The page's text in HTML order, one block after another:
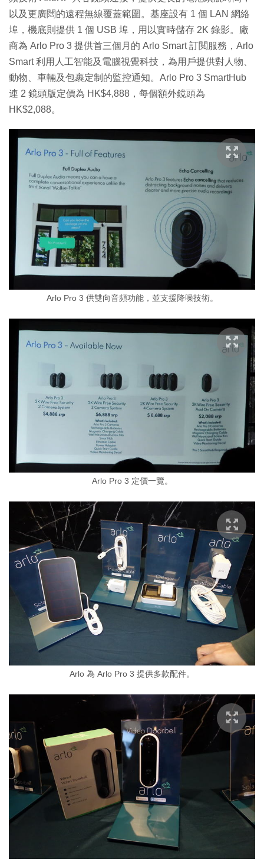
以及更廣闊的遠程無線覆蓋範圍。基座設有 1 個 LAN 網絡
埠，機底則提供 1 個 USB 埠，用以實時儲存 2K 錄影。廠
商為 Arlo Pro 3 提供首三個月的 Arlo Smart 訂閲服務，Arlo
Smart 利用人工智能及電腦視覺科技，為用戶提供對人物、
動物、車輛及包裹定制的監控通知。Arlo Pro 3 SmartHub
連 2 鏡頭版定價為 HK$4,888，每個額外鏡頭為
HK$2,088。
Arlo Pro 3 供雙向音頻功能，並支援降噪技術。
Arlo Pro 3 定價一覽。
Arlo 為 Arlo Pro 3 提供多款配件。